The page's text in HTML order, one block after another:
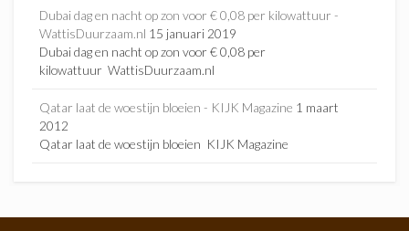
Dubai dag en nacht op zon voor € 0,08 per kilowattuur -
WattisDuurzaam.nl 15 januari 2019
Dubai dag en nacht op zon voor € 0,08 per
kilowattuur WattisDuurzaam.nl
Qatar laat de woestijn bloeien - KIJK Magazine 1 maart
2012
Qatar laat de woestijn bloeien KIJK Magazine